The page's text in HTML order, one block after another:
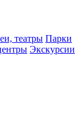
театры Парки
Экскурсии